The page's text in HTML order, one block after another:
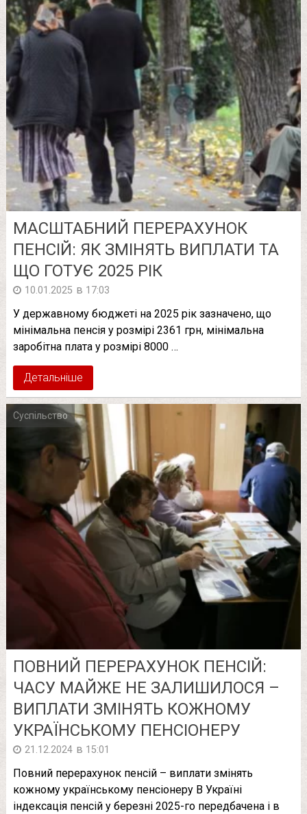
МАСШТАБНИЙ ПЕРЕРАХУНОК
ПЕНСІЙ: ЯК ЗМІНЯТЬ ВИПЛАТИ ТА
ЩО ГОТУЄ 2025 РІК
10.01.2025 в 17:03
У державному бюджеті на 2025 рік зазначено, що
мінімальна пенсія у розмірі 2361 грн, мінімальна
заробітна плата у розмірі 8000 …
Детальніше
Суспільство
ПОВНИЙ ПЕРЕРАХУНОК ПЕНСІЙ:
ЧАСУ МАЙЖЕ НЕ ЗАЛИШИЛОСЯ –
ВИПЛАТИ ЗМІНЯТЬ КОЖНОМУ
УКРАЇНСЬКОМУ ПЕНСІОНЕРУ
21.12.2024 в 15:01
Повний перерахунок пенсій – виплати змінять
кожному українському пенсіонеру В Україні
індексація пенсій у березні 2025-го передбачена і в